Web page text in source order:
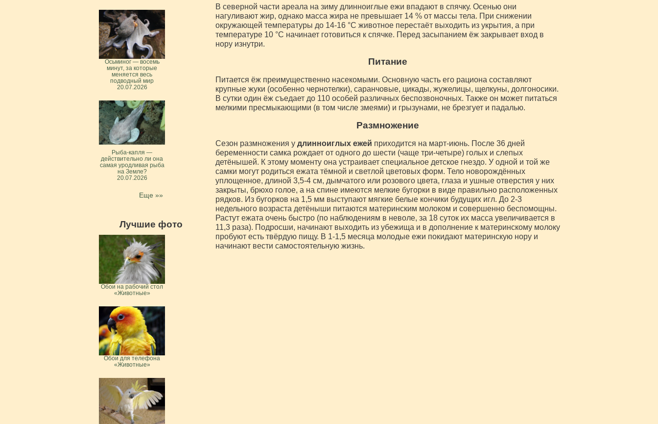
В северной части ареала на зиму длинноиглые ежи впадают в спячку. Осенью они
нагуливают жир, однако масса жира не превышает 14 % от массы тела. При снижении
окружающей температуры до 14-16 °C животное перестаёт выходить из укрытия, а при
температуре 10 °C начинает готовиться к спячке. Перед засыпанием ёж закрывает вход в
нору изнутри.
Питание
Питается ёж преимущественно насекомыми. Основную часть его рациона составляют
крупные жуки (особенно чернотелки), саранчовые, цикады, жужелицы, щелкуны, долгоносики.
В сутки один ёж съедает до 110 особей различных беспозвоночных. Также он может питаться
мелкими пресмыкающими (в том числе змеями) и грызунами, не брезгует и падалью.
Размножение
Сезон размножения у длинноиглых ежей приходится на март-июнь. После 36 дней
беременности самка рождает от одного до шести (чаще три-четыре) голых и слепых
детёнышей. К этому моменту она устраивает специальное детское гнездо. У одной и той же
самки могут родиться ежата тёмной и светлой цветовых форм. Тело новорождённых
уплощенное, длиной 3,5-4 см, дымчатого или розового цвета, глаза и ушные отверстия у них
закрыты, брюхо голое, а на спине имеются мелкие бугорки в виде правильно расположенных
рядков. Из бугорков на 1,5 мм выступают мягкие белые кончики будущих игл. До 2-3
недельного возраста детёныши питаются материнским молоком и совершенно беспомощны.
Растут ежата очень быстро (по наблюдениям в неволе, за 18 суток их масса увеличивается в
11,3 раза). Подросши, начинают выходить из убежища и в дополнение к материнскому молоку
пробуют есть твёрдую пищу. В 1-1,5 месяца молодые ежи покидают материнскую нору и
начинают вести самостоятельную жизнь.
Осьминог — восемь
минут, за которые
меняется весь
подводный мир
20.07.2026
Рыба-капля —
действительно ли она
самая уродливая рыба
на Земле?
20.07.2026
Еще »»
Лучшие фото
Обои на рабочий стол
«Животные»
Обои для телефона
«Животные»